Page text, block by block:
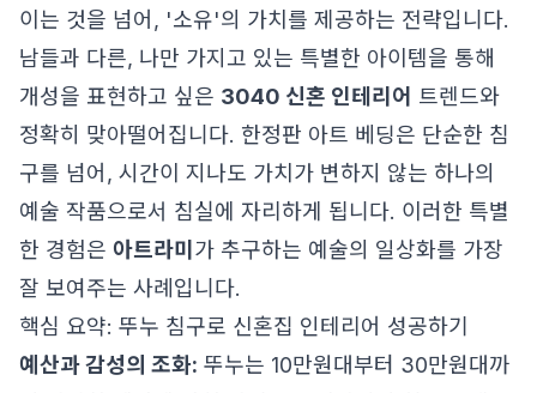
이는 것을 넘어, '소유'의 가치를 제공하는 전략입니다.
남들과 다른, 나만 가지고 있는 특별한 아이템을 통해
개성을 표현하고 싶은 3040 신혼 인테리어 트렌드와
정확히 맞아떨어집니다. 한정판 아트 베딩은 단순한 침
구를 넘어, 시간이 지나도 가치가 변하지 않는 하나의
예술 작품으로서 침실에 자리하게 됩니다. 이러한 특별
한 경험은 아트라미 가 추구하는 예술의 일상화를 가장
잘 보여주는 사례입니다.
핵심 요약: 뚜누 침구로 신혼집 인테리어 성공하기
예산과 감성의 조화: 뚜누는 10만원대부터 30만원대까